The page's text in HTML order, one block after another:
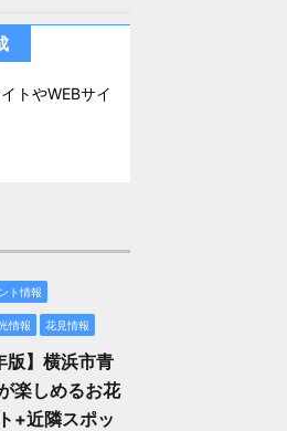
トやWEBサイ
ト情報
情報 花見情報
版】横浜市青
楽しめるお花
+近隣スポッ